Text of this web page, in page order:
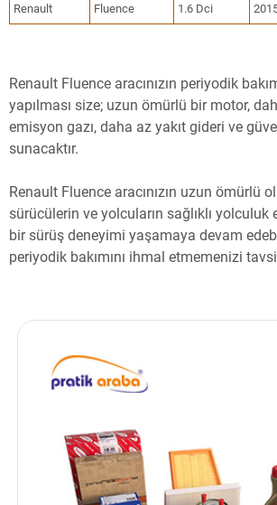
Renault Fluence 1.6 Dci
Renault Fluence aracınızın periyodik
yapılması size; uzun ömürlü bir motor,
emisyon gazı, daha az yakıt gideri ve
sunacaktır.
Renault Fluence aracınızın uzun ömürlü
sürücülerin ve yolcuların sağlıklı yolculuk
bir sürüş deneyimi yaşamaya devam
periyodik bakımını ihmal etmemenizi